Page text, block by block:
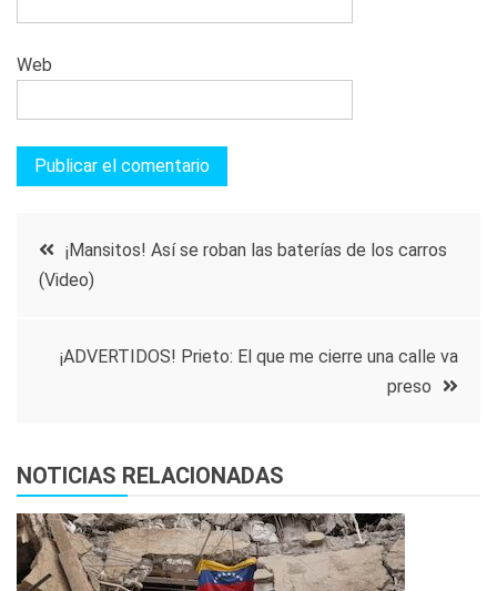
Web
Navegación
de
entradas
¡Mansitos! Así se roban las baterías de los carros
(Video)
¡ADVERTIDOS! Prieto: El que me cierre una calle va
preso
NOTICIAS RELACIONADAS